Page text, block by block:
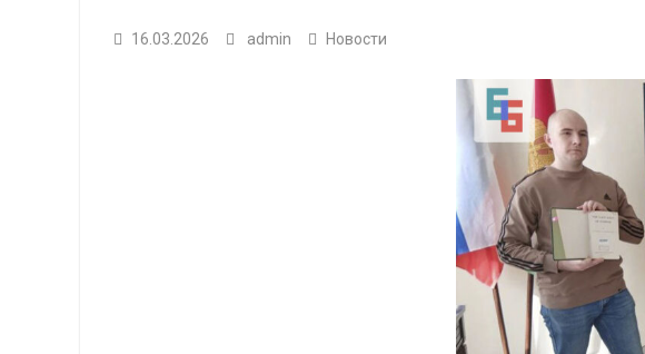
16.03.2026 admin Новости